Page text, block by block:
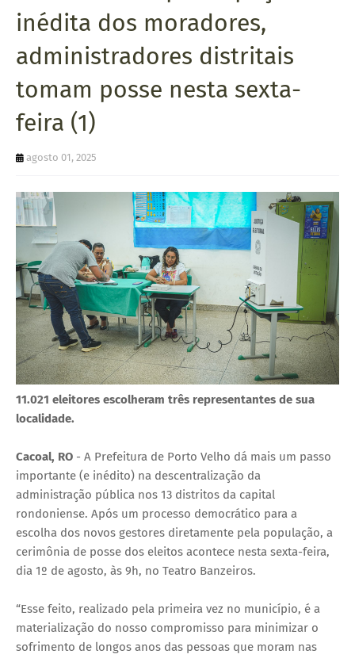
inédita dos moradores,
administradores distritais
tomam posse nesta sexta-
feira (1)
agosto 01, 2025
11.021 eleitores escolheram três representantes de sua
localidade.
Cacoal, RO - A Prefeitura de Porto Velho dá mais um passo
importante (e inédito) na descentralização da
administração pública nos 13 distritos da capital
rondoniense. Após um processo democrático para a
escolha dos novos gestores diretamente pela população, a
cerimônia de posse dos eleitos acontece nesta sexta-feira,
dia 1º de agosto, às 9h, no Teatro Banzeiros.
“Esse feito, realizado pela primeira vez no município, é a
materialização do nosso compromisso para minimizar o
sofrimento de longos anos das pessoas que moram nas